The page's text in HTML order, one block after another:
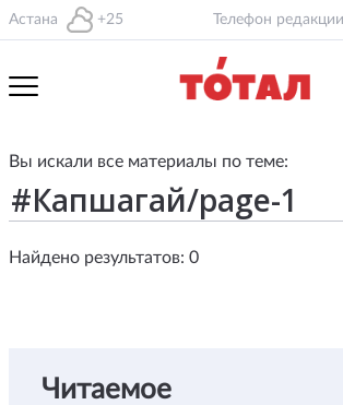
Астана +25 Телефон
Вы искали все материалы по теме:
Найдено результатов: 0
Читаемое